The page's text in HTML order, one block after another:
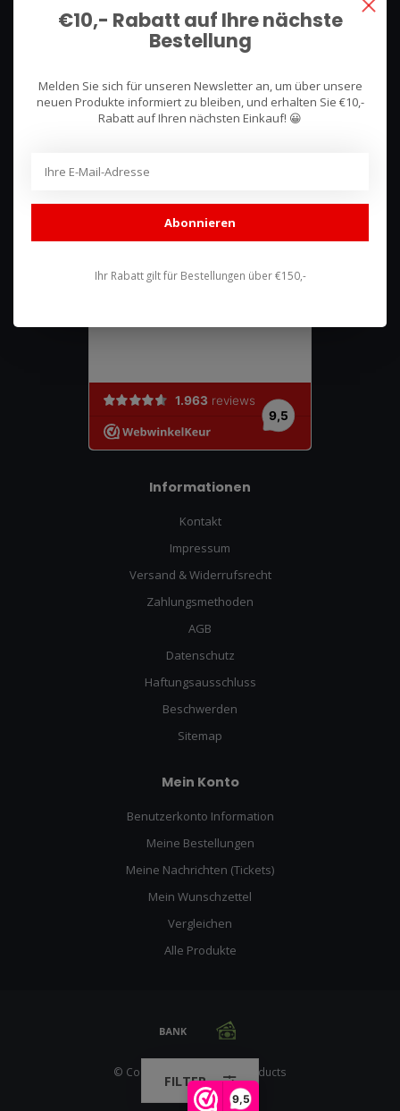
9,5
Lunteren, Nederland
085 744 4602
shop@racing-products.com
Bewertungen
Informationen
Kontakt
Impressum
Versand & Widerrufsrecht
Zahlungsmethoden
AGB
Datenschutz
Haftungsausschluss
Beschwerden
Sitemap
Mein Konto
Benutzerkonto Information
Meine Bestellungen
Meine Nachrichten (Tickets)
Mein Wunschzettel
Vergleichen
Alle Produkte
© Copyright 2026 Racing Products
FILTER
€10,- Rabatt auf Ihre nächste
Bestellung
Melden Sie sich für unseren Newsletter an, um über unsere
neuen Produkte informiert zu bleiben, und erhalten Sie €10,-
Rabatt auf Ihren nächsten Einkauf! 😀
Abonnieren
Ihr Rabatt gilt für Bestellungen über €150,-